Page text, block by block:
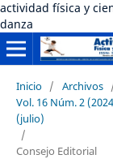
actividad física y
danza
Inicio / Archivos
Vol. 16 Núm. 2
(julio)
/
Consejo Editorial